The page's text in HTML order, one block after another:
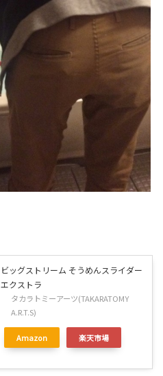
ビッグストリーム そうめんスライダー
エクストラ
タカラトミーアーツ(TAKARATOMY
A.R.T.S)
Amazon 楽天市場